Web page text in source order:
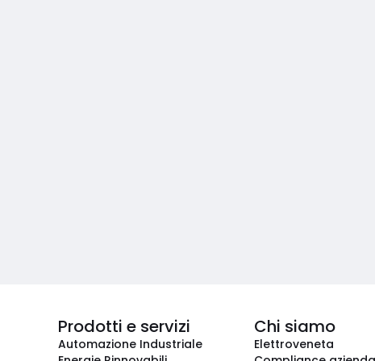
Prodotti e servizi
Automazione Industriale
Chi siamo
Elettroveneta